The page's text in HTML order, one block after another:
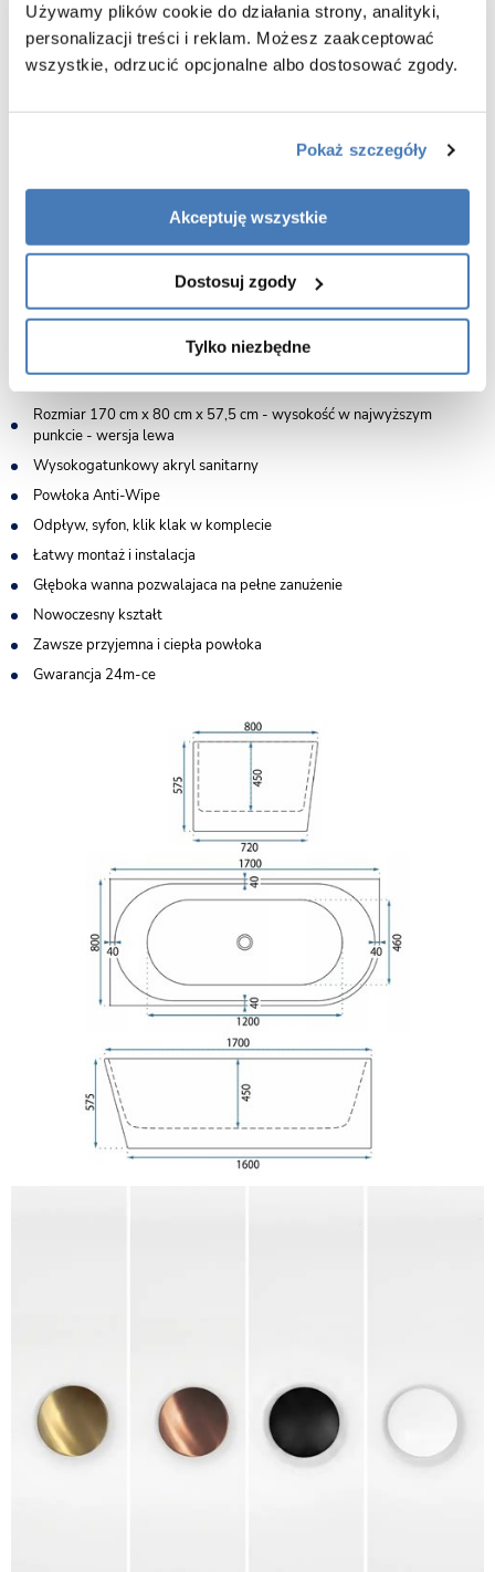
Używamy plików cookie do działania strony, analityki,
personalizacji treści i reklam. Możesz zaakceptować
wszystkie, odrzucić opcjonalne albo dostosować zgody.
Pokaż szczegóły
Akceptuję wszystkie
Dostosuj zgody
Tylko niezbędne
Dane techniczne :
Rozmiar 170 cm x 80 cm x 57,5 cm - wysokość w najwyższym
punkcie - wersja lewa
Wysokogatunkowy akryl sanitarny
Powłoka Anti-Wipe
Odpływ, syfon, klik klak w komplecie
Łatwy montaż i instalacja
Głęboka wanna pozwalajaca na pełne zanużenie
Nowoczesny kształt
Zawsze przyjemna i ciepła powłoka
Gwarancja 24m-ce